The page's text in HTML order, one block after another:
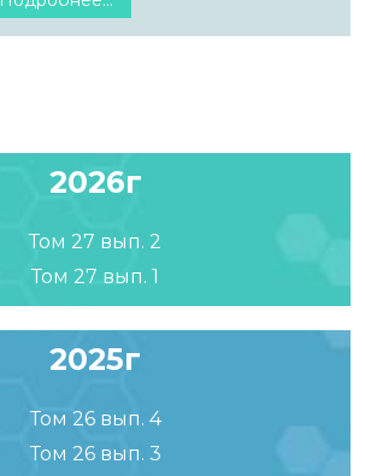
2026г
Том 27 вып. 2
Том 27 вып. 1
2025г
Том 26 вып. 4
Том 26 вып. 3